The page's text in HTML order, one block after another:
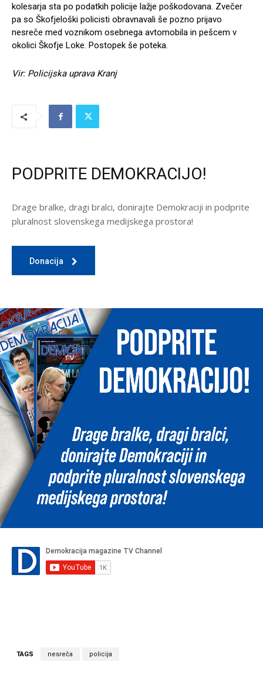
kolesarja sta po podatkih policije lažje poškodovana. Zvečer
pa so Škofjeloški policisti obravnavali še pozno prijavo
nesreče med voznikom osebnega avtomobila in pešcem v
okolici Škofje Loke. Postopek še poteka.
Vir: Policijska uprava Kranj
PODPRITE DEMOKRACIJO!
Drage bralke, dragi bralci, donirajte Demokraciji in podprite
pluralnost slovenskega medijskega prostora!
Donacija
TAGS nesreča policija